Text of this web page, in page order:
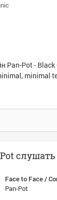
Pot - Black
minimal
Pan-Pot